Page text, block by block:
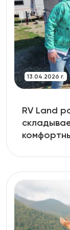
13.04.2026 г.
RV Land